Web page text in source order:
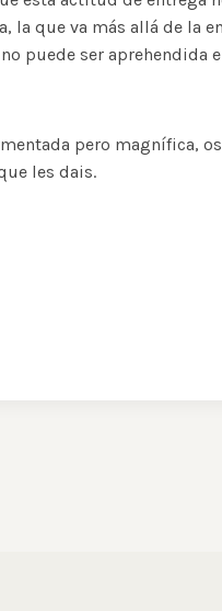
la que va más allá de la
puede ser aprehendida
pero magnífica,
les dais.